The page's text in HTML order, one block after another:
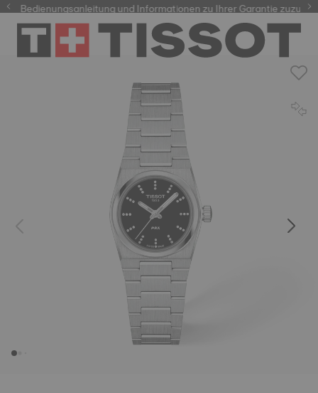
Bedienungsanleitung und Informationen zu Ihrer Garantie